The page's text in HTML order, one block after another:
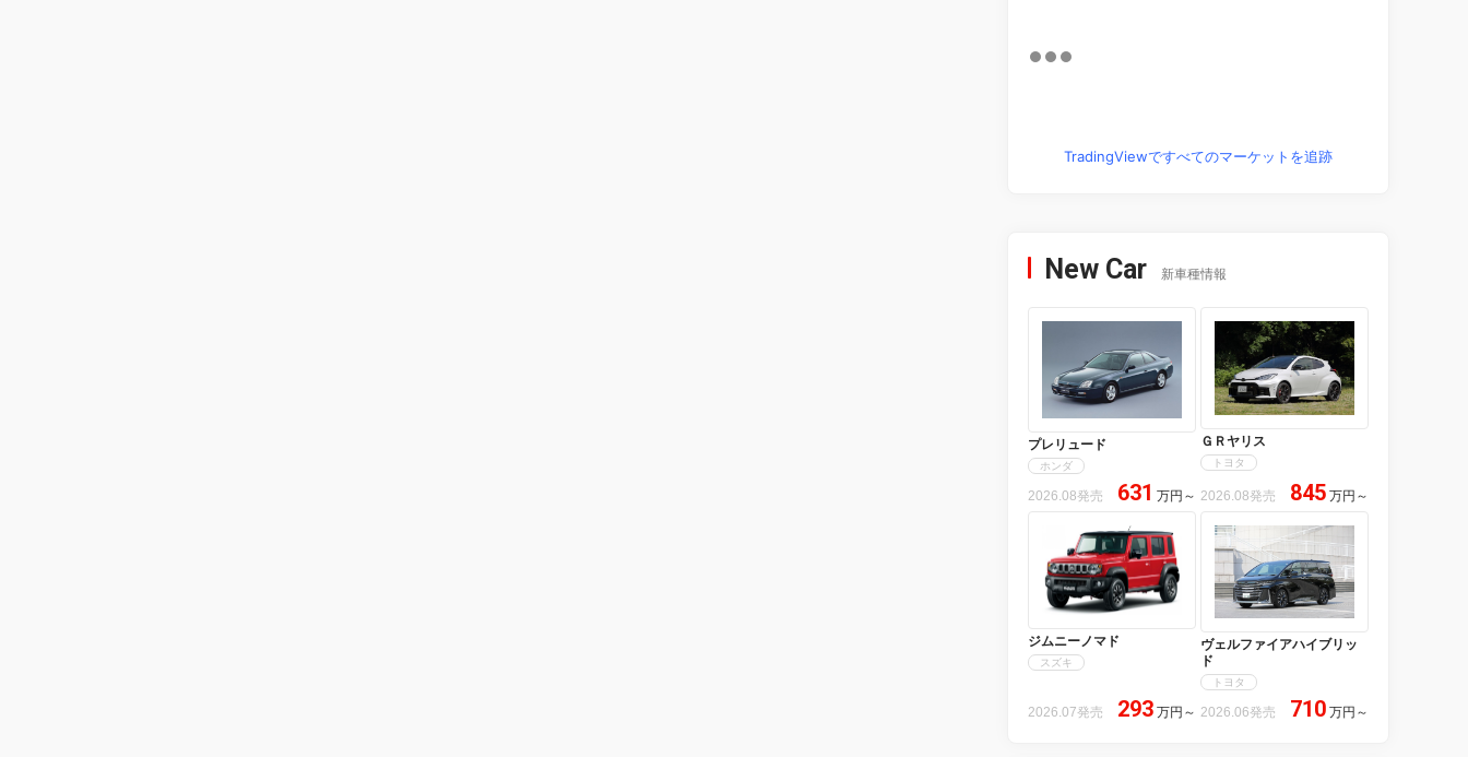
TradingViewですべてのマーケットを追跡
New Car 新車種情報
プレリュード
ホンダ
2026.08発売 631 万円 ～
ＧＲヤリス
トヨタ
2026.08発売 845 万円 ～
ジムニーノマド
スズキ
2026.07発売 293 万円 ～
ヴェルファイアハイブリッ
ド
トヨタ
2026.06発売 710 万円 ～